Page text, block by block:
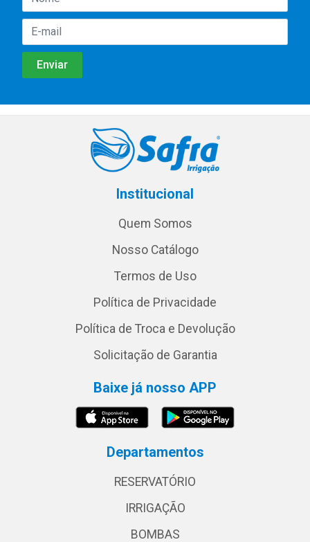
Institucional
Quem Somos
Nosso Catálogo
Termos de Uso
Política de Privacidade
Política de Troca e Devolução
Solicitação de Garantia
Baixe já nosso APP
Departamentos
RESERVATÓRIO
IRRIGAÇÃO
BOMBAS